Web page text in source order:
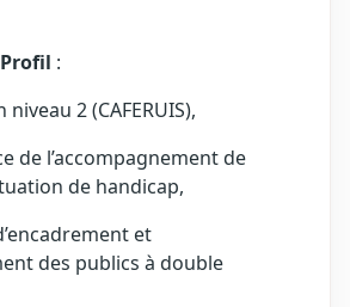
:
2 (CAFERUIS),
de l’accompagnement de
de handicap,
et
des publics à double